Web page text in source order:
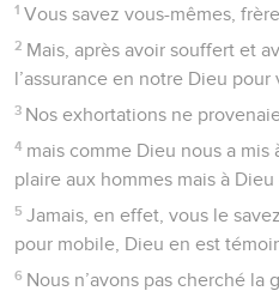
1 Vous savez vous-mêmes,
2 Mais, après avoir souffert et
l’assurance en notre Dieu
3 Nos exhortations ne
4 mais comme Dieu nous a mis
plaire aux hommes mais à
5 Jamais, en effet, vous le
pour mobile, Dieu en est
6 Nous n’avons pas cherché